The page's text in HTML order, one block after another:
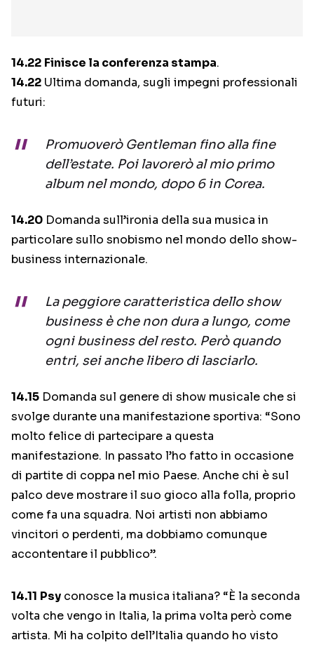
14.22 Finisce la conferenza stampa.
14.22 Ultima domanda, sugli impegni professionali
futuri:
Promuoverò Gentleman fino alla fine
dell’estate. Poi lavorerò al mio primo
album nel mondo, dopo 6 in Corea.
14.20 Domanda sull’ironia della sua musica in
particolare sullo snobismo nel mondo dello show-
business internazionale.
La peggiore caratteristica dello show
business è che non dura a lungo, come
ogni business del resto. Però quando
entri, sei anche libero di lasciarlo.
14.15 Domanda sul genere di show musicale che si
svolge durante una manifestazione sportiva: “Sono
molto felice di partecipare a questa
manifestazione. In passato l’ho fatto in occasione
di partite di coppa nel mio Paese. Anche chi è sul
palco deve mostrare il suo gioco alla folla, proprio
come fa una squadra. Noi artisti non abbiamo
vincitori o perdenti, ma dobbiamo comunque
accontentare il pubblico”.
14.11 Psy conosce la musica italiana? “È la seconda
volta che vengo in Italia, la prima volta però come
artista. Mi ha colpito dell’Italia quando ho visto